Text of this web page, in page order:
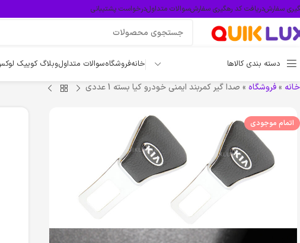
سفارشدریافت کد رهگیری سفارشسوالات متداولدرخواست پشتیبانی
دسته بندی کالاها خانهفروشگاهسوالات متداولوبلاگ کوییک
خانه »فروشگاه » صدا گیر کمربند ایمنی خودرو کیا بسته 1 عددی
اتمام موجودی